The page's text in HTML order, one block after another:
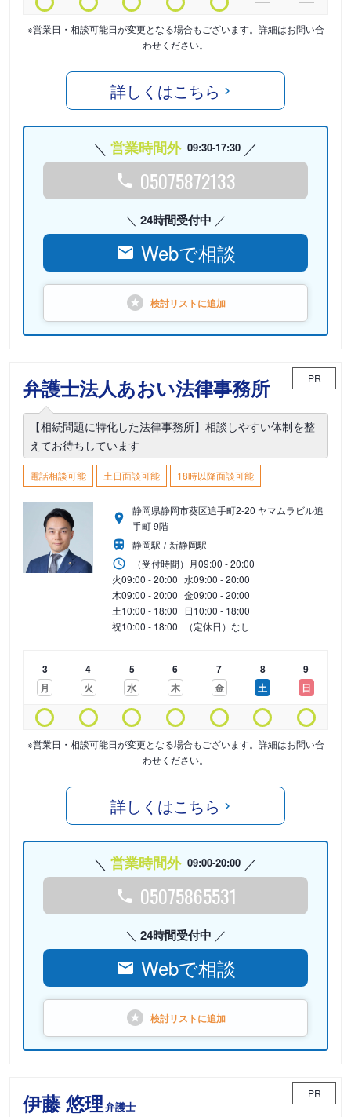
※営業日・相談可能日が変更となる場合もございます。詳細はお問い合
わせください。
詳しくはこちら
営業時間外 09:30-17:30
05075872133
24時間受付中
Webで相談
検討リストに追加
弁護士法人あおい法律事務所 PR
【相続問題に特化した法律事務所】相談しやすい体制を整
えてお待ちしています
電話相談可能 土日面談可能 18時以降面談可能
静岡県静岡市葵区追手町2-20 ヤマムラビル追
手町 9階
静岡駅
新静岡駅
（受付時間） 月09:00 - 20:00
火09:00 - 20:00 水09:00 - 20:00
木09:00 - 20:00 金09:00 - 20:00
土10:00 - 18:00 日10:00 - 18:00
祝10:00 - 18:00 （定休日）なし
3
月
4
火
5
水
6
木
7
金
8
土
9
日
※営業日・相談可能日が変更となる場合もございます。詳細はお問い合
わせください。
詳しくはこちら
営業時間外 09:00-20:00
05075865531
24時間受付中
Webで相談
検討リストに追加
伊藤 悠理弁護士
PR